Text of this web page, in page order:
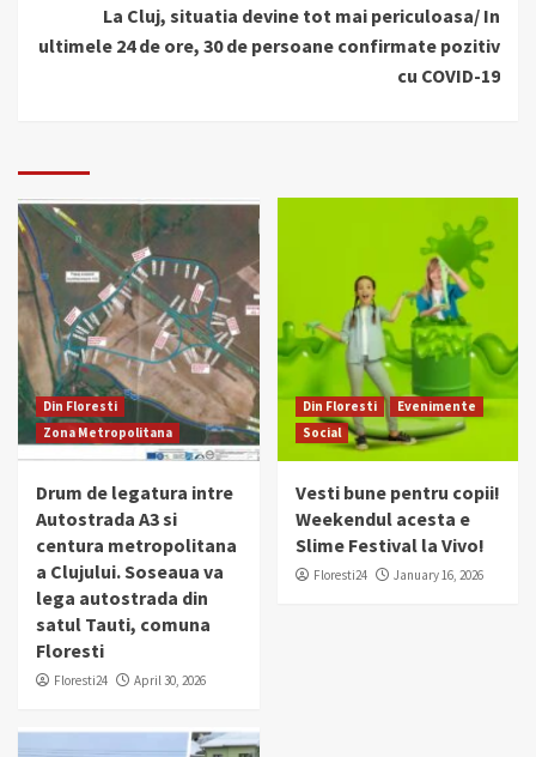
La Cluj, situatia devine tot mai periculoasa/ In
ultimele 24 de ore, 30 de persoane confirmate pozitiv
cu COVID-19
Din Floresti
Zona Metropolitana
Drum de legatura intre
Autostrada A3 si
centura metropolitana
a Clujului. Soseaua va
lega autostrada din
satul Tauti, comuna
Floresti
Floresti24 April 30, 2026
Din Floresti
Evenimente
Social
Vesti bune pentru copii!
Weekendul acesta e
Slime Festival la Vivo!
Floresti24 January 16, 2026